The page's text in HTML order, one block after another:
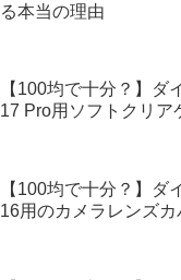
る本当の理由
【100均で十分？】ダ
17 Pro用ソフトクリア
【100均で十分？】ダ
16用のカメラレンズカ